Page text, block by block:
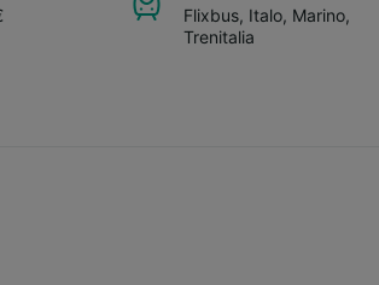
Flixbus, Italo, Marino,
Trenitalia